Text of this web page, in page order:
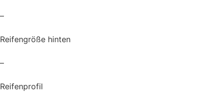
–
Reifengröße hinten
–
Reifenprofil